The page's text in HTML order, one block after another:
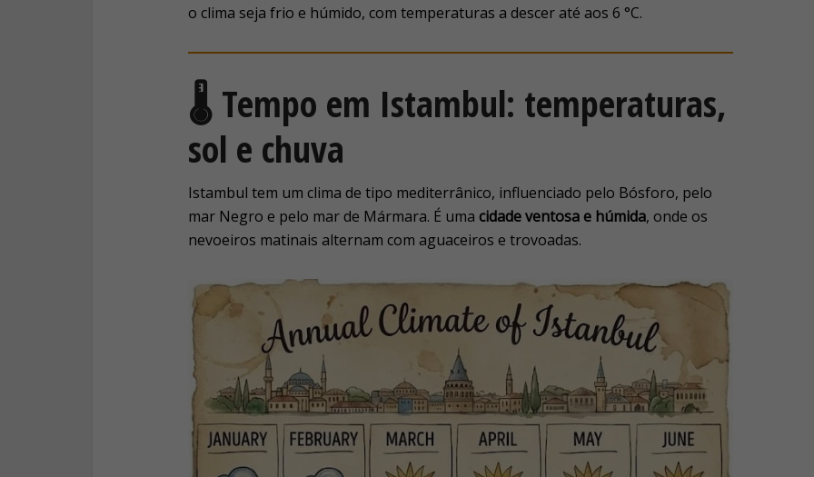
o clima seja frio e húmido, com temperaturas a descer até aos 6 °C.
🌡️ Tempo em Istambul: temperaturas,
sol e chuva
Istambul tem um clima de tipo mediterrânico, influenciado pelo Bósforo, pelo
mar Negro e pelo mar de Mármara. É uma cidade ventosa e húmida, onde os
nevoeiros matinais alternam com aguaceiros e trovoadas.